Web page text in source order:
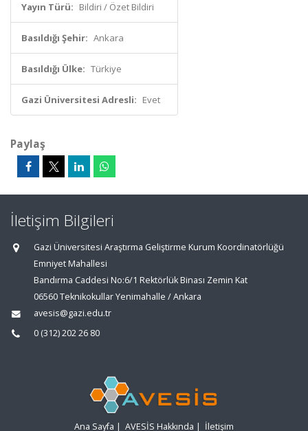
Yayın Türü: Bildiri / Özet Bildiri
Basıldığı Şehir: Ankara
Basıldığı Ülke: Türkiye
Gazi Üniversitesi Adresli: Evet
Paylaş
İletişim Bilgileri
Gazi Üniversitesi Araştırma Geliştirme Kurum Koordinatörlüğü
Emniyet Mahallesi
Bandırma Caddesi No:6/1 Rektörlük Binası Zemin Kat
06560 Teknikokullar Yenimahalle / Ankara
avesis@gazi.edu.tr
0 (312) 202 26 80
Ana Sayfa | AVESİS Hakkında | İletişim